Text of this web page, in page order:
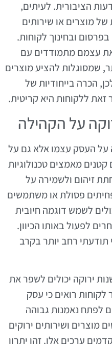
הציבורית. לעיתים,
של מוצרים או שירותים
ובחינוך לקוחות.
עצמם מתמודדים עם
שמסוגלות להציע מוצרים
הכרה בייחודיות של
זאת ללקוחות היא קריטית.
על הקהילה
על העסק עצמו אלא גם על
מאמצים טכנולוגיות
זיהום ולשמירה על
פסולת או משתמשים
לשמש דוגמה חיובית
לפעול באותו הכיוון.
תודעתי רחב יותר בקרב
ירוקה יכולים לשפר את
רואים כי עסק
לפתח נאמנות גבוהה
מוצרים ושירותים ירוקים
ערכים אלו. זהו יתרון